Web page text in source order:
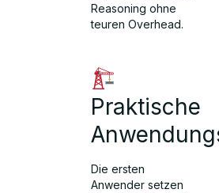
Reasoning ohne
teuren Overhead.
Praktische
Die ersten
Anwender setzen